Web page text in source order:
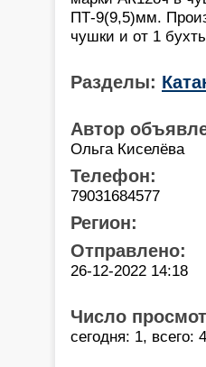
ПТ-9(9,5)мм.
чушки и от 1
Разделы:
Автор
Ольга Киселёва
Телефон:
79031684577
Регион:
Отправлено:
26-12-2022 14:18
Число
сегодня: 1, всего: